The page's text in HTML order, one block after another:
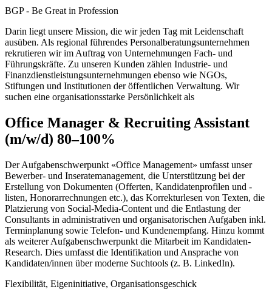
BGP - Be Great in Profession
Darin liegt unsere Mission, die wir jeden Tag mit Leidenschaft
ausüben. Als regional führendes Personalberatungsunternehmen
rekrutieren wir im Auftrag von Unternehmungen Fach- und
Führungskräfte. Zu unseren Kunden zählen Industrie- und
Finanzdienstleistungsunternehmungen ebenso wie NGOs,
Stiftungen und Institutionen der öffentlichen Verwaltung. Wir
suchen eine organisationsstarke Persönlichkeit als
Office Manager & Recruiting Assistant
(m/w/d) 80–100%
Der Aufgabenschwerpunkt «Office Management» umfasst unser
Bewerber- und Inseratemanagement, die Unterstützung bei der
Erstellung von Dokumenten (Offerten, Kandidatenprofilen und -
listen, Honorarrechnungen etc.), das Korrekturlesen von Texten, die
Platzierung von Social-Media-Content und die Entlastung der
Consultants in administrativen und organisatorischen Aufgaben inkl.
Terminplanung sowie Telefon- und Kundenempfang. Hinzu kommt
als weiterer Aufgabenschwerpunkt die Mitarbeit im Kandidaten-
Research. Dies umfasst die Identifikation und Ansprache von
Kandidaten/innen über moderne Suchtools (z. B. LinkedIn).
Flexibilität, Eigeninitiative, Organisationsgeschick